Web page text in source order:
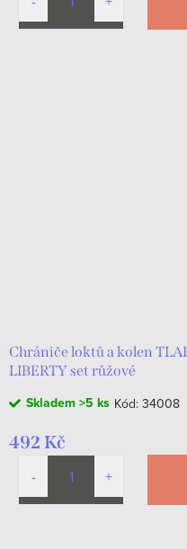
Chrániče loktů a kolen
LIBERTY set růžové
Skladem >5 ks Kód: 34008
492 Kč